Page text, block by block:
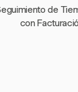
de
con